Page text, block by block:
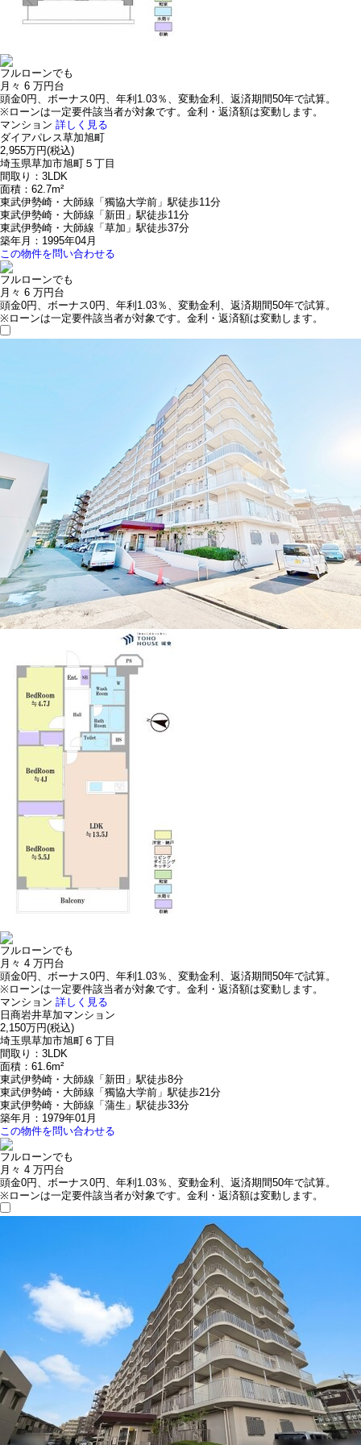
フルローンでも
月々 6 万円台
頭金0円、ボーナス0円、年利1.03％、変動金利、返済期間50年で試算。
※ローンは一定要件該当者が対象です。金利・返済額は変動します。
マンション 詳しく見る
ダイアパレス草加旭町
2,955万円(税込)
埼玉県草加市旭町５丁目
間取り：3LDK
面積：62.7m²
東武伊勢崎・大師線「獨協大学前」駅徒歩11分
東武伊勢崎・大師線「新田」駅徒歩11分
東武伊勢崎・大師線「草加」駅徒歩37分
築年月：1995年04月
この物件を問い合わせる
フルローンでも
月々 6 万円台
頭金0円、ボーナス0円、年利1.03％、変動金利、返済期間50年で試算。
※ローンは一定要件該当者が対象です。金利・返済額は変動します。
フルローンでも
月々 4 万円台
頭金0円、ボーナス0円、年利1.03％、変動金利、返済期間50年で試算。
※ローンは一定要件該当者が対象です。金利・返済額は変動します。
マンション 詳しく見る
日商岩井草加マンション
2,150万円(税込)
埼玉県草加市旭町６丁目
間取り：3LDK
面積：61.6m²
東武伊勢崎・大師線「新田」駅徒歩8分
東武伊勢崎・大師線「獨協大学前」駅徒歩21分
東武伊勢崎・大師線「蒲生」駅徒歩33分
築年月：1979年01月
この物件を問い合わせる
フルローンでも
月々 4 万円台
頭金0円、ボーナス0円、年利1.03％、変動金利、返済期間50年で試算。
※ローンは一定要件該当者が対象です。金利・返済額は変動します。